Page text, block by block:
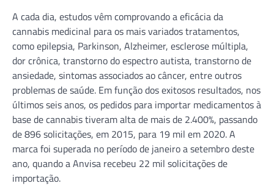
A cada dia, estudos vêm comprovando a eficácia da
cannabis medicinal para os mais variados tratamentos,
como epilepsia, Parkinson, Alzheimer, esclerose múltipla,
dor crônica, transtorno do espectro autista, transtorno de
ansiedade, sintomas associados ao câncer, entre outros
problemas de saúde. Em função dos exitosos resultados, nos
últimos seis anos, os pedidos para importar medicamentos à
base de cannabis tiveram alta de mais de 2.400%, passando
de 896 solicitações, em 2015, para 19 mil em 2020. A
marca foi superada no período de janeiro a setembro deste
ano, quando a Anvisa recebeu 22 mil solicitações de
importação.